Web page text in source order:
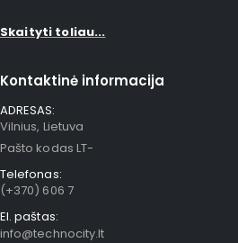
Skaityti toliau...
Kontaktinė informacija
ADRESAS:
Vilnius, Lietuva
Pašto kodas LT-
Telefonas:
(+370) 606 7
El. paštas:
info@technocity.lt